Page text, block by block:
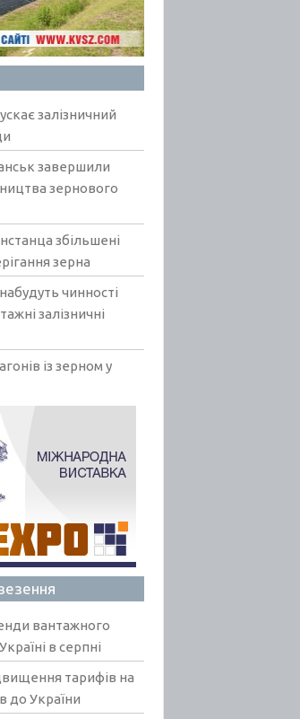
залізничний
завершили
зернового
збільшені
зерна
чинності
залізничні
із зерном у
вантажного
в серпні
тарифів на
до України